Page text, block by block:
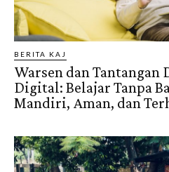
BERITA KAJ
Warsen dan Tantangan
Digital: Belajar Tanpa
Mandiri, Aman, dan